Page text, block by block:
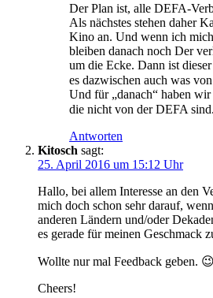
Der Plan ist, alle DEFA-
Als nächstes stehen daher
Kino an. Und wenn ich
bleiben danach noch Der
um die Ecke. Dann ist
es dazwischen auch was
Und für „danach“ haben
die nicht von der DEFA
Antworten
Kitosch sagt:
25. April 2016 um 15:12 Uhr
Hallo, bei allem Interesse an den
mich doch schon sehr darauf,
anderen Ländern und/oder
es gerade für meinen Geschmack
Wollte nur mal Feedback geben. 😉
Cheers!